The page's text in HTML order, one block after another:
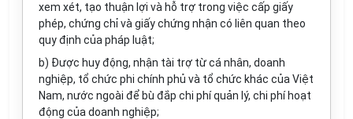
xem xét, tạo thuận lợi và hỗ trợ trong việc cấp giấy
phép, chứng chỉ và giấy chứng nhận có liên quan theo
quy định của pháp luật;
b) Được huy động, nhận tài trợ từ cá nhân, doanh
nghiệp, tổ chức phi chính phủ và tổ chức khác của Việt
Nam, nước ngoài để bù đắp chi phí quản lý, chi phí hoạt
động của doanh nghiệp;